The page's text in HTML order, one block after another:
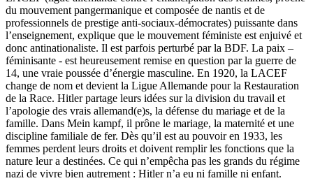
du mouvement pangermanique et composée de nantis et de
professionnels de prestige anti-sociaux-démocrates) puissante dans
l’enseignement, explique que le mouvement féministe est enjuivé et
donc antinationaliste. Il est parfois perturbé par la BDF. La paix –
féminisante - est heureusement remise en question par la guerre de
14, une vraie poussée d’énergie masculine. En 1920, la LACEF
change de nom et devient la Ligue Allemande pour la Restauration
de la Race. Hitler partage leurs idées sur la division du travail et
l’apologie des vrais allemand(e)s, la défense du mariage et de la
famille. Dans Mein kampf, il prône le mariage, la maternité et une
discipline familiale de fer. Dès qu’il est au pouvoir en 1933, les
femmes perdent leurs droits et doivent remplir les fonctions que la
nature leur a destinées. Ce qui n’empêcha pas les grands du régime
nazi de vivre bien autrement : Hitler n’a eu ni famille ni enfant.